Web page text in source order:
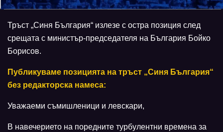
Тръст „Синя България“ излезе с остра позиция след
срещата с министър-председателя на България Бойко
Борисов.
Публикуваме позицията на тръст „Синя България“
без редакторска намеса:
Уважаеми съмишленици и левскари,
В навечерието на поредните турбулентни времена за